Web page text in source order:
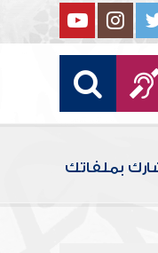
بملفاتك